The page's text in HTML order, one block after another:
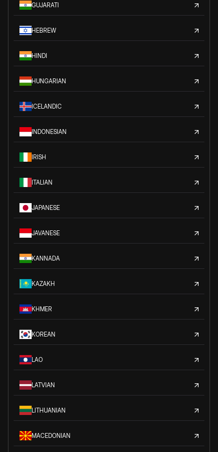
GUJARATI
HEBREW
HINDI
HUNGARIAN
ICELANDIC
INDONESIAN
IRISH
ITALIAN
JAPANESE
JAVANESE
KANNADA
KAZAKH
KHMER
KOREAN
LAO
LATVIAN
LITHUANIAN
MACEDONIAN